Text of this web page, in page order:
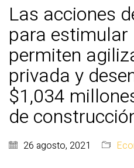
Las acciones
para
permiten
privada y
$1,034
de
26 agosto, 2021